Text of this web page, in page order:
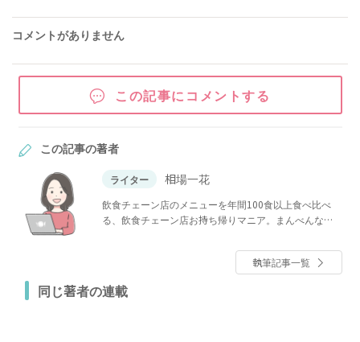
コメントがありません
この記事にコメントする
この記事の著者
ライター 相場一花
飲食チェーン店のメニューを年間100食以上食べ比べ
る、飲食チェーン店お持ち帰りマニア。まんべんなく
上！地域スーパーも大好き。ヤオコー推し。ほっとも
っと常連客。かつやでほぼ毎回100円割引券利用。久世
ップにも足を運ぶ。
執筆記事一覧
同じ著者の連載